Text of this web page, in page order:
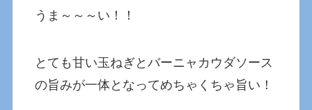
うま～～～い！！
とても甘い玉ねぎとバーニャカウダソース
の旨みが一体となってめちゃくちゃ旨い！